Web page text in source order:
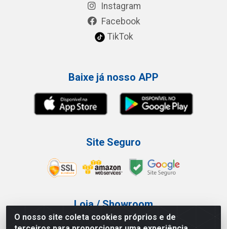
O nosso site coleta cookies próprios e de
Instagram
Facebook
TikTok
Baixe já nosso APP
Site Seguro
Loja / Showroom
Tel.: (11) 3227-0546